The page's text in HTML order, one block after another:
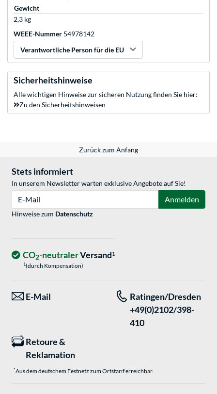
Gewicht
2,3 kg
WEEE-Nummer 54978142
Verantwortliche Person für die EU
Sicherheitshinweise
Alle wichtigen Hinweise zur sicheren Nutzung finden Sie hier:
Zu den Sicherheitshinweisen
Zurück zum Anfang
Stets informiert
In unserem Newsletter warten exklusive Angebote auf Sie!
Anmelden
Hinweise zum Datenschutz
CO2-neutralerVersand1
1(durch Kompensation)
E-Mail
Ratingen/Dresden
+49(0)2102/398-
410
Retoure &
Reklamation
*Aus dem deutschem Festnetz zum Ortstarif erreichbar.